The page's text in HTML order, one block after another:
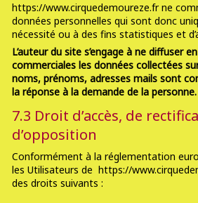
https://www.cirquedemoureze.fr ne
données personnelles qui sont donc
nécessité ou à des fins statistiques et
L’auteur du site s’engage à ne diffuser
commerciales les données collectées
noms, prénoms, adresses mails sont
la réponse à la demande de la personne.
7.3 Droit d’accès, de
d’opposition
Conformément à la réglementation
les Utilisateurs de https://
des droits suivants :